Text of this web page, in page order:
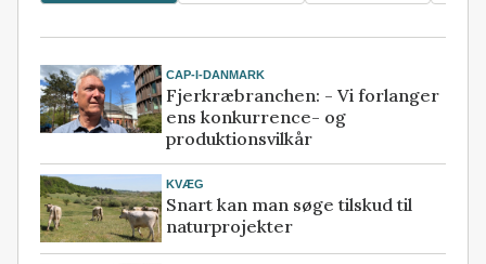
CAP-I-DANMARK
Fjerkræbranchen: - Vi forlanger
ens konkurrence- og
produktionsvilkår
KVÆG
Snart kan man søge tilskud til
naturprojekter